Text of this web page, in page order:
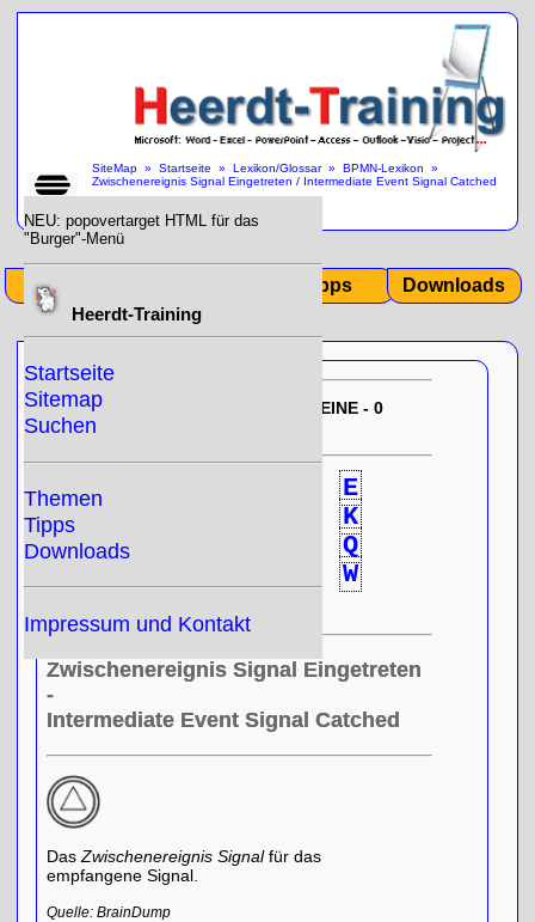
NEU: popovertarget HTML für das
"Burger"-Menü
Heerdt-Training
Startseite
Sitemap
Suchen
Themen
Tipps
Downloads
Impressum und Kontakt
SiteMap »Startseite »Lexikon/Glossar»BPMN-Lexikon
»
Zwischenereignis Signal Eingetreten / Intermediate Event Signal Catched
»
Start Tipps Downloads
EU-DSGVO:
KEINE - 0
- Null!
0
E
F
K
L
M
Q
W
Zwischenereignis Signal Eingetreten
-
Intermediate Event Signal Catched
DasZwischenereignis Signalfür das
empfangene Signal.
Quelle: BrainDump